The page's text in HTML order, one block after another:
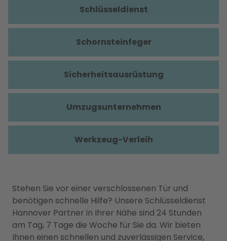
Stehen Sie vor einer verschlossenen Tür und
benötigen schnelle Hilfe? Unsere Schlüsseldienst
Hannover Partner in Ihrer Nähe sind 24 Stunden
am Tag, 7 Tage die Woche für Sie da. Wir bieten
Ihnen einen schnellen und zuverlässigen Service,
Schlüsseldienst
Schornsteinfeger
Sicherheitsausrüstung
Umzugsunternehmen
Werkzeug-Verleih